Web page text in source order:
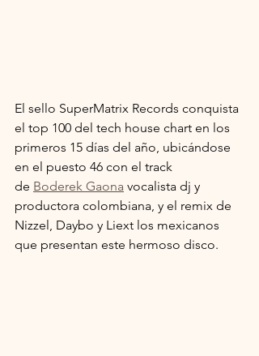
El sello SuperMatrix Records conquista
el top 100 del tech house chart en los
primeros 15 días del año, ubicándose
en el puesto 46 con el track
de Boderek Gaona vocalista dj y
productora colombiana, y el remix de
Nizzel, Daybo y Liext los mexicanos
que presentan este hermoso disco.